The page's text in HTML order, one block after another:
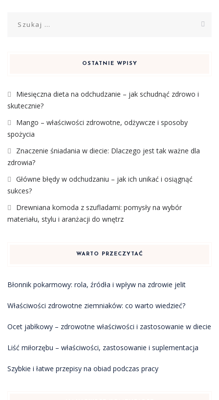
OSTATNIE WPISY
Miesięczna dieta na odchudzanie – jak schudnąć zdrowo i
skutecznie?
Mango – właściwości zdrowotne, odżywcze i sposoby
spożycia
Znaczenie śniadania w diecie: Dlaczego jest tak ważne dla
zdrowia?
Główne błędy w odchudzaniu – jak ich unikać i osiągnąć
sukces?
Drewniana komoda z szufladami: pomysły na wybór
materiału, stylu i aranżacji do wnętrz
WARTO PRZECZYTAĆ
Błonnik pokarmowy: rola, źródła i wpływ na zdrowie jelit
Właściwości zdrowotne ziemniaków: co warto wiedzieć?
Ocet jabłkowy – zdrowotne właściwości i zastosowanie w diecie
Liść miłorzębu – właściwości, zastosowanie i suplementacja
Szybkie i łatwe przepisy na obiad podczas pracy